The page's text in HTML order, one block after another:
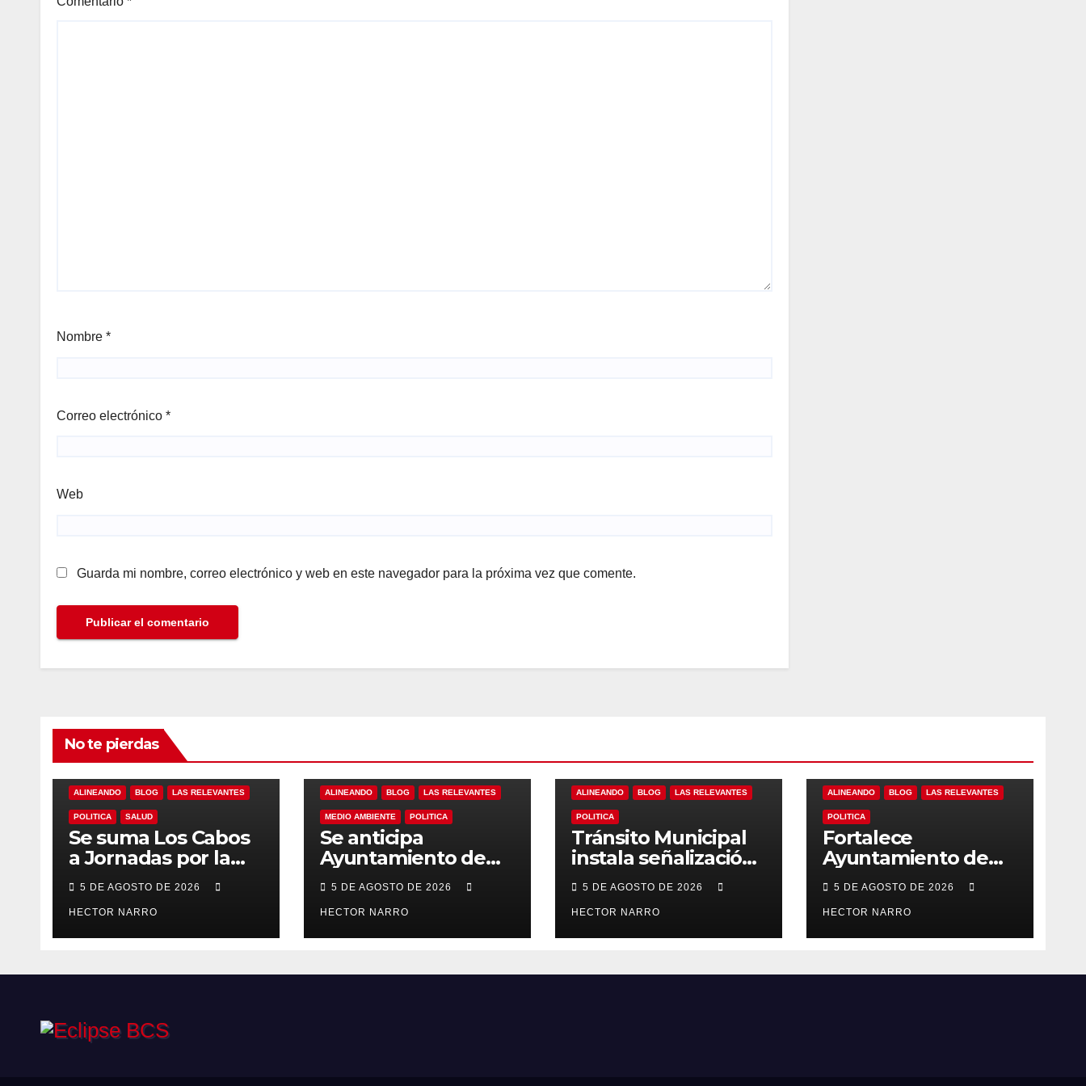
Nombre *
Correo electrónico *
Web
Guarda mi nombre, correo electrónico y web en este navegador para la próxima vez que comente.
No te pierdas
ALINEANDO BLOG LAS RELEVANTES
POLITICA SALUD
Se suma Los Cabos
a Jornadas por la
Paz con
capacitación en
primeros auxilios
para jóvenes
5 DE AGOSTO DE 2026
HECTOR NARRO
ALINEANDO BLOG LAS RELEVANTES
MEDIO AMBIENTE POLITICA
Se anticipa
Ayuntamiento de
Los Cabos con
acciones
preventivas ante
lluvias en el centro
5 DE AGOSTO DE 2026
HECTOR NARRO
ALINEANDO BLOG LAS RELEVANTES
POLITICA
Tránsito Municipal
instala señalización
y rehabilita cruces
peatonales en Los
Cabos
5 DE AGOSTO DE 2026
HECTOR NARRO
ALINEANDO BLOG LAS RELEVANTES
POLITICA
Fortalece
Ayuntamiento de
Los Cabos
capacidad operativa
de Servicios
Públicos con
5 DE AGOSTO DE 2026
HECTOR NARRO